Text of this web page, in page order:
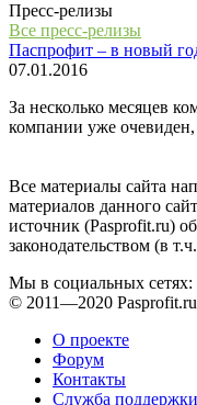
Пресс-релизы
Все пресс-релизы
Паспрофит – в новый
07.01.2016
За несколько месяцев
компании уже
Все материалы сайта
материалов данного
источник (Pasprofit.ru)
законодательством (в
Мы в социальных сетях:
© 2011—2020
О проекте
Форум
Контакты
Служба поддержки